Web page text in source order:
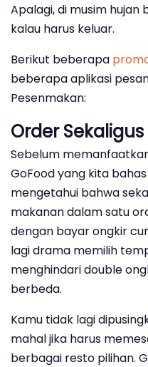
Apalagi, di musim hujan
kalau harus keluar.
Berikut beberapa
beberapa aplikasi
Pesenmakan:
Order
Sebelum
GoFood yang kita
mengetahui bahwa
makanan dalam satu
dengan bayar ongkir
lagi drama memilih
menghindari double
berbeda.
Kamu tidak lagi
mahal jika harus
berbagai resto pilihan.